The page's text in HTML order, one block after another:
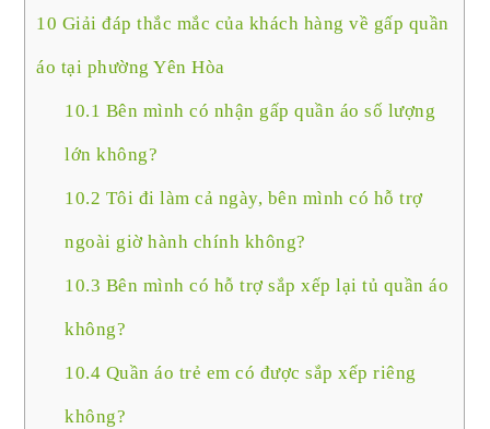
10 Giải đáp thắc mắc của khách hàng về gấp quần
áo tại phường Yên Hòa
10.1 Bên mình có nhận gấp quần áo số lượng
lớn không?
10.2 Tôi đi làm cả ngày, bên mình có hỗ trợ
ngoài giờ hành chính không?
10.3 Bên mình có hỗ trợ sắp xếp lại tủ quần áo
không?
10.4 Quần áo trẻ em có được sắp xếp riêng
không?